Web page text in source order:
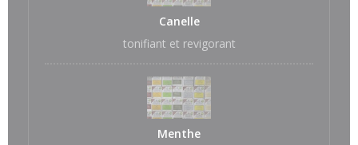
Canelle
tonifiant et revigorant
Menthe